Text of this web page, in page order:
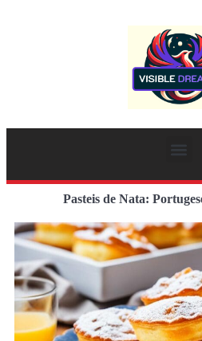
Pasteis de Nata: